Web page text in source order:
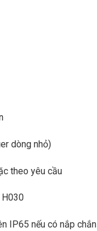
dòng nhỏ)
theo yêu cầu
IP65 nếu có nắp chắn